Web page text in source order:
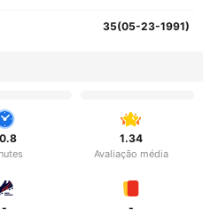
35(05-23-1991)
1.34
Avaliação média
- -